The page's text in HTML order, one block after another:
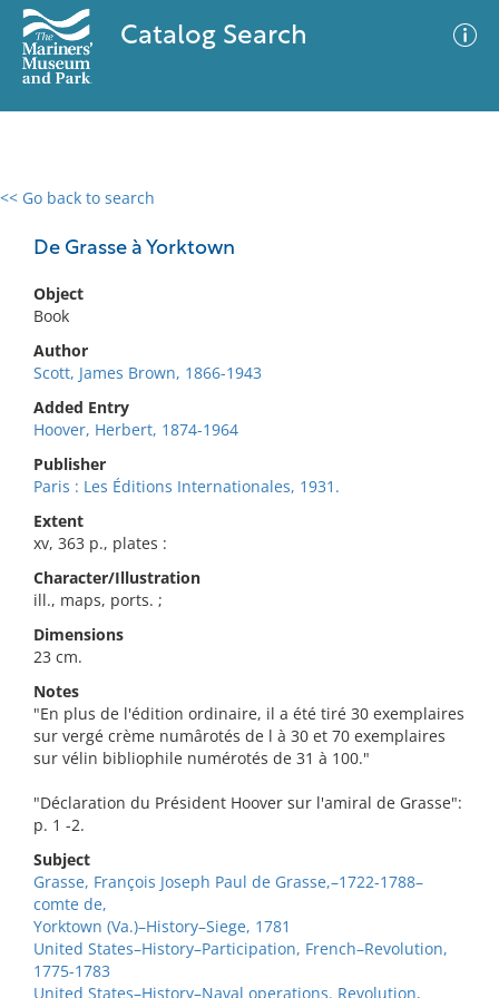
Catalog Search
<< Go back to search
De Grasse à Yorktown
Object
Book
Author
Scott, James Brown, 1866-1943
Added Entry
Hoover, Herbert, 1874-1964
Publisher
Paris : Les Éditions Internationales, 1931.
Extent
xv, 363 p., plates :
Character/Illustration
ill., maps, ports. ;
Dimensions
23 cm.
Notes
"En plus de l'édition ordinaire, il a été tiré 30 exemplaires
sur vergé crème numârotés de l à 30 et 70 exemplaires
sur vélin bibliophile numérotés de 31 à 100."
"Déclaration du Président Hoover sur l'amiral de Grasse":
p. 1 -2.
Subject
Grasse, François Joseph Paul de Grasse,–1722-1788–
comte de,
Yorktown (Va.)–History–Siege, 1781
United States–History–Participation, French–Revolution,
1775-1783
United States–History–Naval operations. Revolution,
0 results